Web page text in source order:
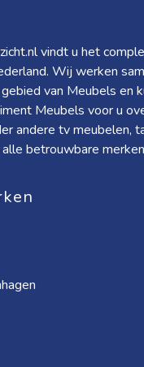
vindt u het
Wij werken
van Meubels en
Meubels voor u
andere tv meubelen,
betrouwbare